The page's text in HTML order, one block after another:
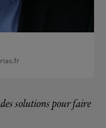
solutions pour faire